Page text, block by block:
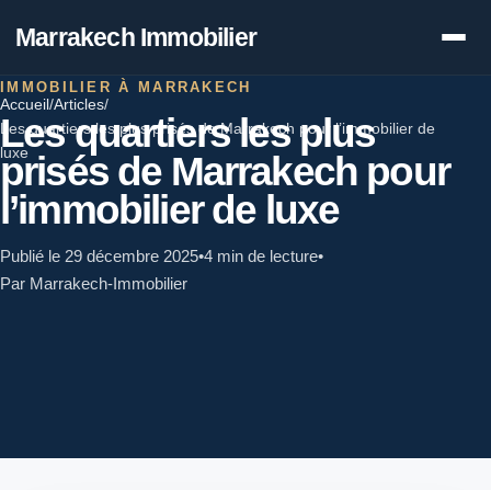
Marrakech Immobilier
Accueil /Articles/
Les quartiers les plus prisés de Marrakech pour l’immobilier de
luxe
IMMOBILIER À MARRAKECH
Les quartiers les plus
prisés de Marrakech pour
l’immobilier de luxe
Publié le 29 décembre 2025•4 min de lecture•
Par Marrakech-Immobilier